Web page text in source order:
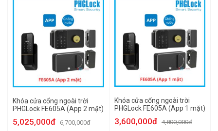
Khóa cửa cổng ngoài trời
PHGLock FE605A (App 2 mặt)
5,025,000đ 6,700,000đ
Khóa cửa cổng ngoài trời
PHGLock FE605A (App 1 mặt)
3,600,000đ 4,800,000đ